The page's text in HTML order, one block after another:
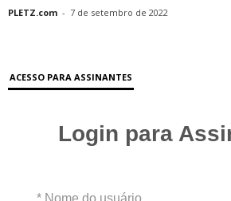
PLETZ.com - 7 de setembro de 2022
ACESSO PARA ASSINANTES
Login para
* Nome do usuário